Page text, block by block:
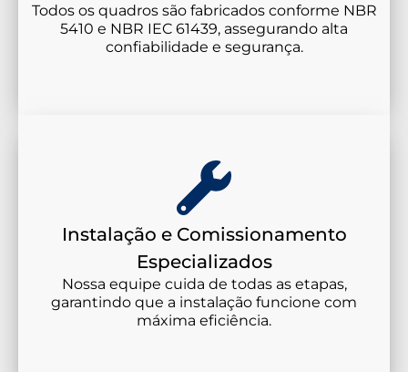
Todos os quadros são fabricados conforme NBR
5410 e NBR IEC 61439, assegurando alta
confiabilidade e segurança.
Instalação e Comissionamento
Especializados
Nossa equipe cuida de todas as etapas,
garantindo que a instalação funcione com
máxima eficiência.